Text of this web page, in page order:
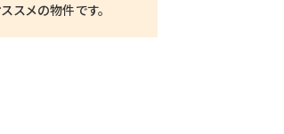
スメの物件です。